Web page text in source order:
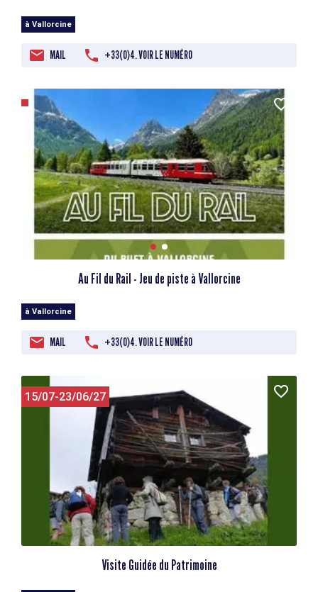
à Vallorcine
MAIL +33(0)4. VOIR LE NUMÉRO
Au Fil du Rail - Jeu de piste à Vallorcine
à Vallorcine
MAIL +33(0)4. VOIR LE NUMÉRO
15/07-23/06/27
Visite Guidée du Patrimoine